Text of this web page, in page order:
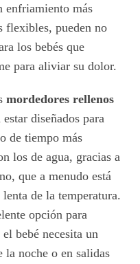
enfriamiento más
flexibles, pueden no
los bebés que
para aliviar su dolor.
mordedores rellenos
diseñados para
de tiempo más
los de agua, gracias a
que a menudo está
de la temperatura.
opción para
bebé necesita un
noche o en salidas